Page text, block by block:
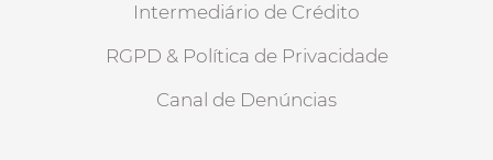
Intermediário de Crédito
RGPD & Política de Privacidade
Canal de Denúncias